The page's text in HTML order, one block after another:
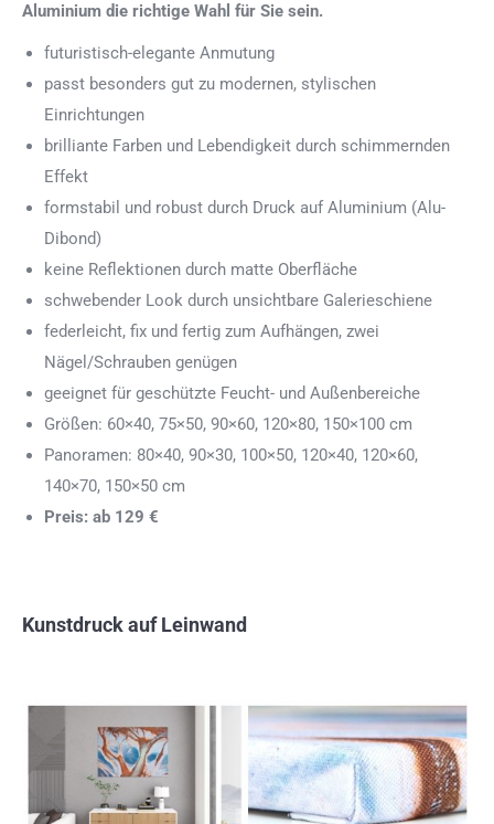
Aluminium die richtige Wahl für Sie sein.
futuristisch-elegante Anmutung
passt besonders gut zu modernen, stylischen
Einrichtungen
brilliante Farben und Lebendigkeit durch schimmernden
Effekt
formstabil und robust durch Druck auf Aluminium (Alu-
Dibond)
keine Reflektionen durch matte Oberfläche
schwebender Look durch unsichtbare Galerieschiene
federleicht, fix und fertig zum Aufhängen, zwei
Nägel/Schrauben genügen
geeignet für geschützte Feucht- und Außenbereiche
Größen: 60×40, 75×50, 90×60, 120×80, 150×100 cm
Panoramen: 80×40, 90×30, 100×50, 120×40, 120×60,
140×70, 150×50 cm
Preis: ab 129 €
Kunstdruck auf Leinwand